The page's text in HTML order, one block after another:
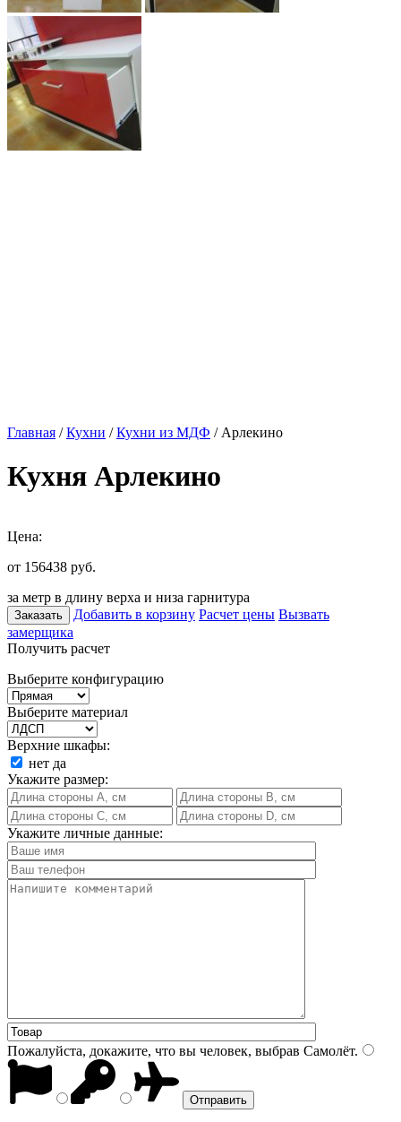
Главная /Кухни /Кухни из МДФ / Арлекино
Кухня Арлекино
Цена:
от 156438 руб.
за метр в длину верха и низа гарнитура
Заказать Добавить в корзину Расчет цены Вызвать
замерщика
Получить расчет
Выберите конфигурацию
Выберите материал
Верхние шкафы:
нет да
Укажите размер:
Укажите личные данные:
Пожалуйста, докажите, что вы человек, выбрав Самолёт.